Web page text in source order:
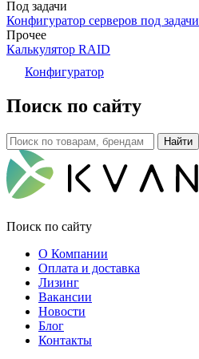
Под задачи
Конфигуратор серверов под задачи
Прочее
Калькулятор RAID
Конфигуратор
Поиск по сайту
Поиск по сайту
О Компании
Оплата и доставка
Лизинг
Вакансии
Новости
Блог
Контакты